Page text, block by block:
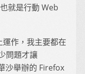
就是行動 Web
作，我主要都在
問題才讓
沙舉辦的 Firefox